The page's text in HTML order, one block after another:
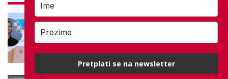
Na maturi ostvarili 100 posto iz
potpuno različitih predmeta: Stižu
iz iste škole, a evo gdje nastavljaju
Pretplati se na newsletter